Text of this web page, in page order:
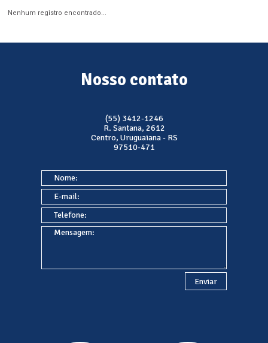
Nenhum registro encontrado...
Nosso contato
(55) 3412-1246
R. Santana, 2612
Centro, Uruguaiana - RS
97510-471